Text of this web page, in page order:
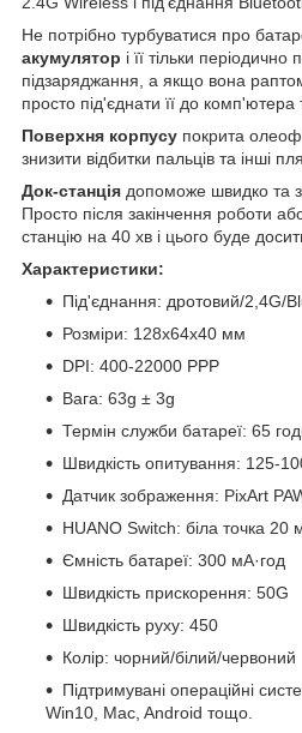
Не потрібно турбуватися про
акумулятор і її тільки
підзаряджання, а якщо вона
просто під'єднати її до комп'ютера
Поверхня корпусу покрита
знизити відбитки пальців та інші
Док-станція допоможе швидко та
Просто після закінчення роботи
станцію на 40 хв і цього буде
Характеристики:
Під'єднання: дротовий/2,4G/
Розміри: 128x64x40 мм
DPI: 400-22000 PPP
Вага: 63g ± 3g
Термін служби батареї: 65
Швидкість опитування: 125-
Датчик зображення: PixArt
HUANO Switch: біла точка 20
Ємність батареї: 300 мА·год
Швидкість прискорення: 50G
Швидкість руху: 450
Колір: чорний/білий/червоний
Підтримувані операційні
Win10, Mac, Android тощо.